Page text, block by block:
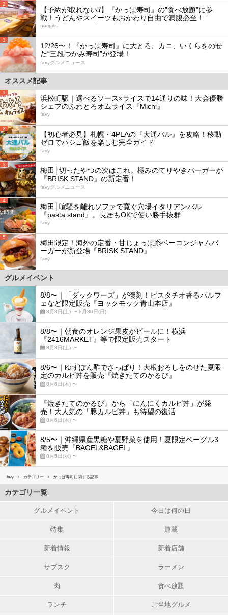
2
【予約が取れない⁉︎】『かっぱ寿司』の”食べ放題”に参
戦！うどんやスイーツもおかわり自由で満腹必至！
noripiku
3
12/26〜！『かっぱ寿司』に大とろ、カニ、いくらをのせ
た“三段つかみ寿司”が登場！
favyグルメニュース
オススメ記事
1
浜松町駅｜選べるソース×ライスで14通りの味！大会優勝
シェフのふわとろオムライス『Michi』
favy
2
【初心者必見】札幌・4PLAの『大通バル』を攻略！移動
ゼロでハシゴ飯を楽しむ完全ガイド
favy
3
梅田│切ったやつの次はこれ。極みのてりやきバーガーが
『BRISK STAND』の新定番！
favyグルメニュース
4
梅田│喧騒を離れソファで寛ぐ穴場イタリアンバル
『pasta stand』。長居もOKで使い勝手抜群
favy
5
梅田限定！海外の定番・甘じょっぱ系ベーコンジャムバ
ーガーが新登場『BRISK STAND』
favy
グルメイベント
8/8〜｜「ダックワーズ」が復刻！ピスタチオ香るパルフ
ェなど限定販売『ヨックモック青山本店』
8月8日(土) 〜 8月30日(日)
8/8〜｜朝食のオレンジ果皮がビールに！横浜
『2416MARKET』等で限定販売スタート
8月8日(土) 〜
8/6〜｜ゆずぽん酢でさっぱり！大根おろしをのせた夏限
定のカルビ丼を販売『焼きたてのかるび』
8月6日(木) 〜
『焼きたてのかるび』から「にんにくカルビ丼」が発
売！大人気の「豚カルビ丼」も待望の復活
8月6日(木) 〜
8/5〜｜沖縄県産黒糖や夏野菜を使用！夏限定ベーグル3
種を販売『BAGEL&BAGEL』
8月5日(水) 〜
favy カテゴリー かっぱ寿司に関する記事
カテゴリ一覧
グルメイベント 今日は何の日
特集 連載
新着情報 新着店舗
サブスク ラーメン
肉 食べ放題
ランチ ご当地グルメ